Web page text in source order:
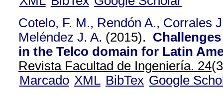
Cotelo, F. M., Rendón A., Corrales
Meléndez J. A. (2015).
in the Telco domain for Latin
Revista Facultad de Ingeniería. 24
Marcado XML BibTex Google